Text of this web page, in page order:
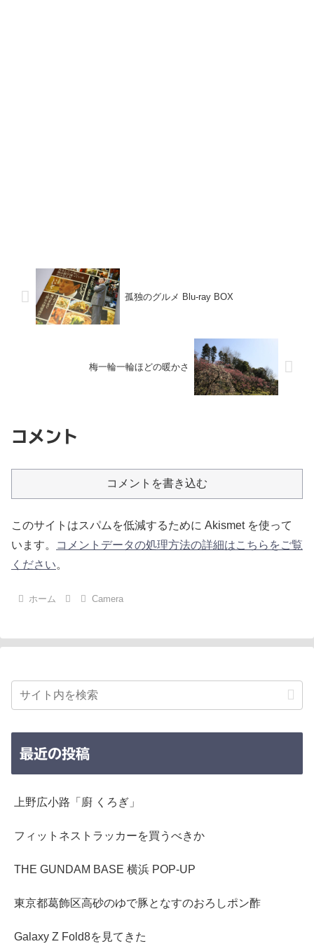
孤独のグルメ Blu-ray BOX
梅一輪一輪ほどの暖かさ
コメント
コメントを書き込む
このサイトはスパムを低減するために Akismet を使って
います。
コメントデータの処理方法の詳細はこちらをご覧
ください。
ホーム Camera
最近の投稿
上野広小路「廚 くろぎ」
フィットネストラッカーを買うべきか
THE GUNDAM BASE 横浜 POP-UP
東京都葛飾区高砂のゆで豚となすのおろしポン酢
Galaxy Z Fold8を見てきた